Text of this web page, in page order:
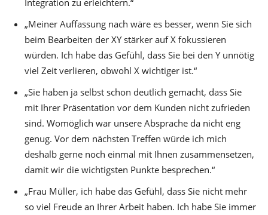
„Meiner Auffassung nach wäre es besser, wenn Sie sich
beim Bearbeiten der XY stärker auf X fokussieren
würden. Ich habe das Gefühl, dass Sie bei den Y unnötig
viel Zeit verlieren, obwohl X wichtiger ist.“
„Sie haben ja selbst schon deutlich gemacht, dass Sie
mit Ihrer Präsentation vor dem Kunden nicht zufrieden
sind. Womöglich war unsere Absprache da nicht eng
genug. Vor dem nächsten Treffen würde ich mich
deshalb gerne noch einmal mit Ihnen zusammensetzen,
damit wir die wichtigsten Punkte besprechen.“
„Frau Müller, ich habe das Gefühl, dass Sie nicht mehr
so viel Freude an Ihrer Arbeit haben. Ich habe Sie immer